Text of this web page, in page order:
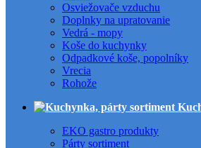
Osviežovače vzduchu
Doplnky na upratovanie
Vedrá - mopy
Koše do kuchynky
Odpadkové koše, popolníky
Vrecia
Rohože
EKO gastro produkty
Párty sortiment